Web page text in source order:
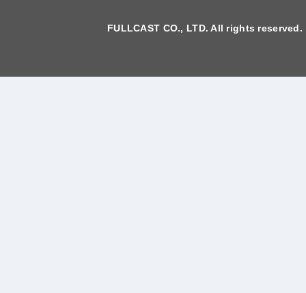
FULLCAST CO., LTD. All rights reserved.